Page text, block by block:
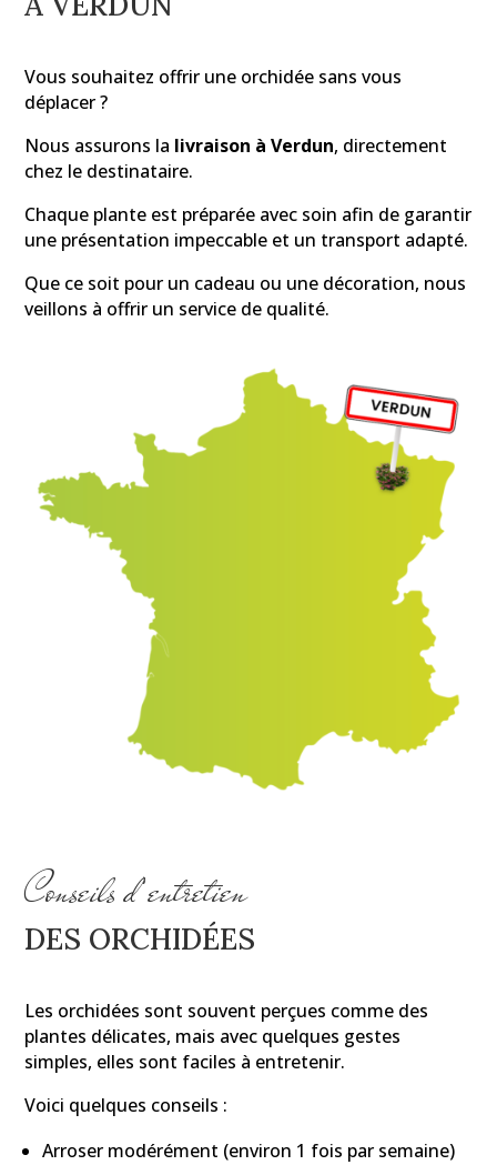
Vous souhaitez offrir une orchidée sans vous
déplacer ?
Nous assurons la livraison à Verdun, directement
chez le destinataire.
Chaque plante est préparée avec soin afin de garantir
une présentation impeccable et un transport adapté.
Que ce soit pour un cadeau ou une décoration, nous
veillons à offrir un service de qualité.
Conseils d’entretien
DES ORCHIDÉES
Les orchidées sont souvent perçues comme des
plantes délicates, mais avec quelques gestes
simples, elles sont faciles à entretenir.
Voici quelques conseils :
Arroser modérément (environ 1 fois par semaine)